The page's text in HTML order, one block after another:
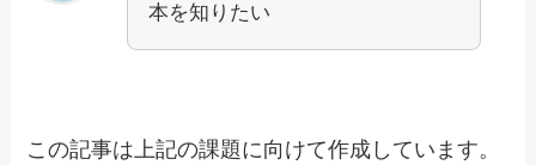
本を知りたい
この記事は上記の課題に向けて作成しています。